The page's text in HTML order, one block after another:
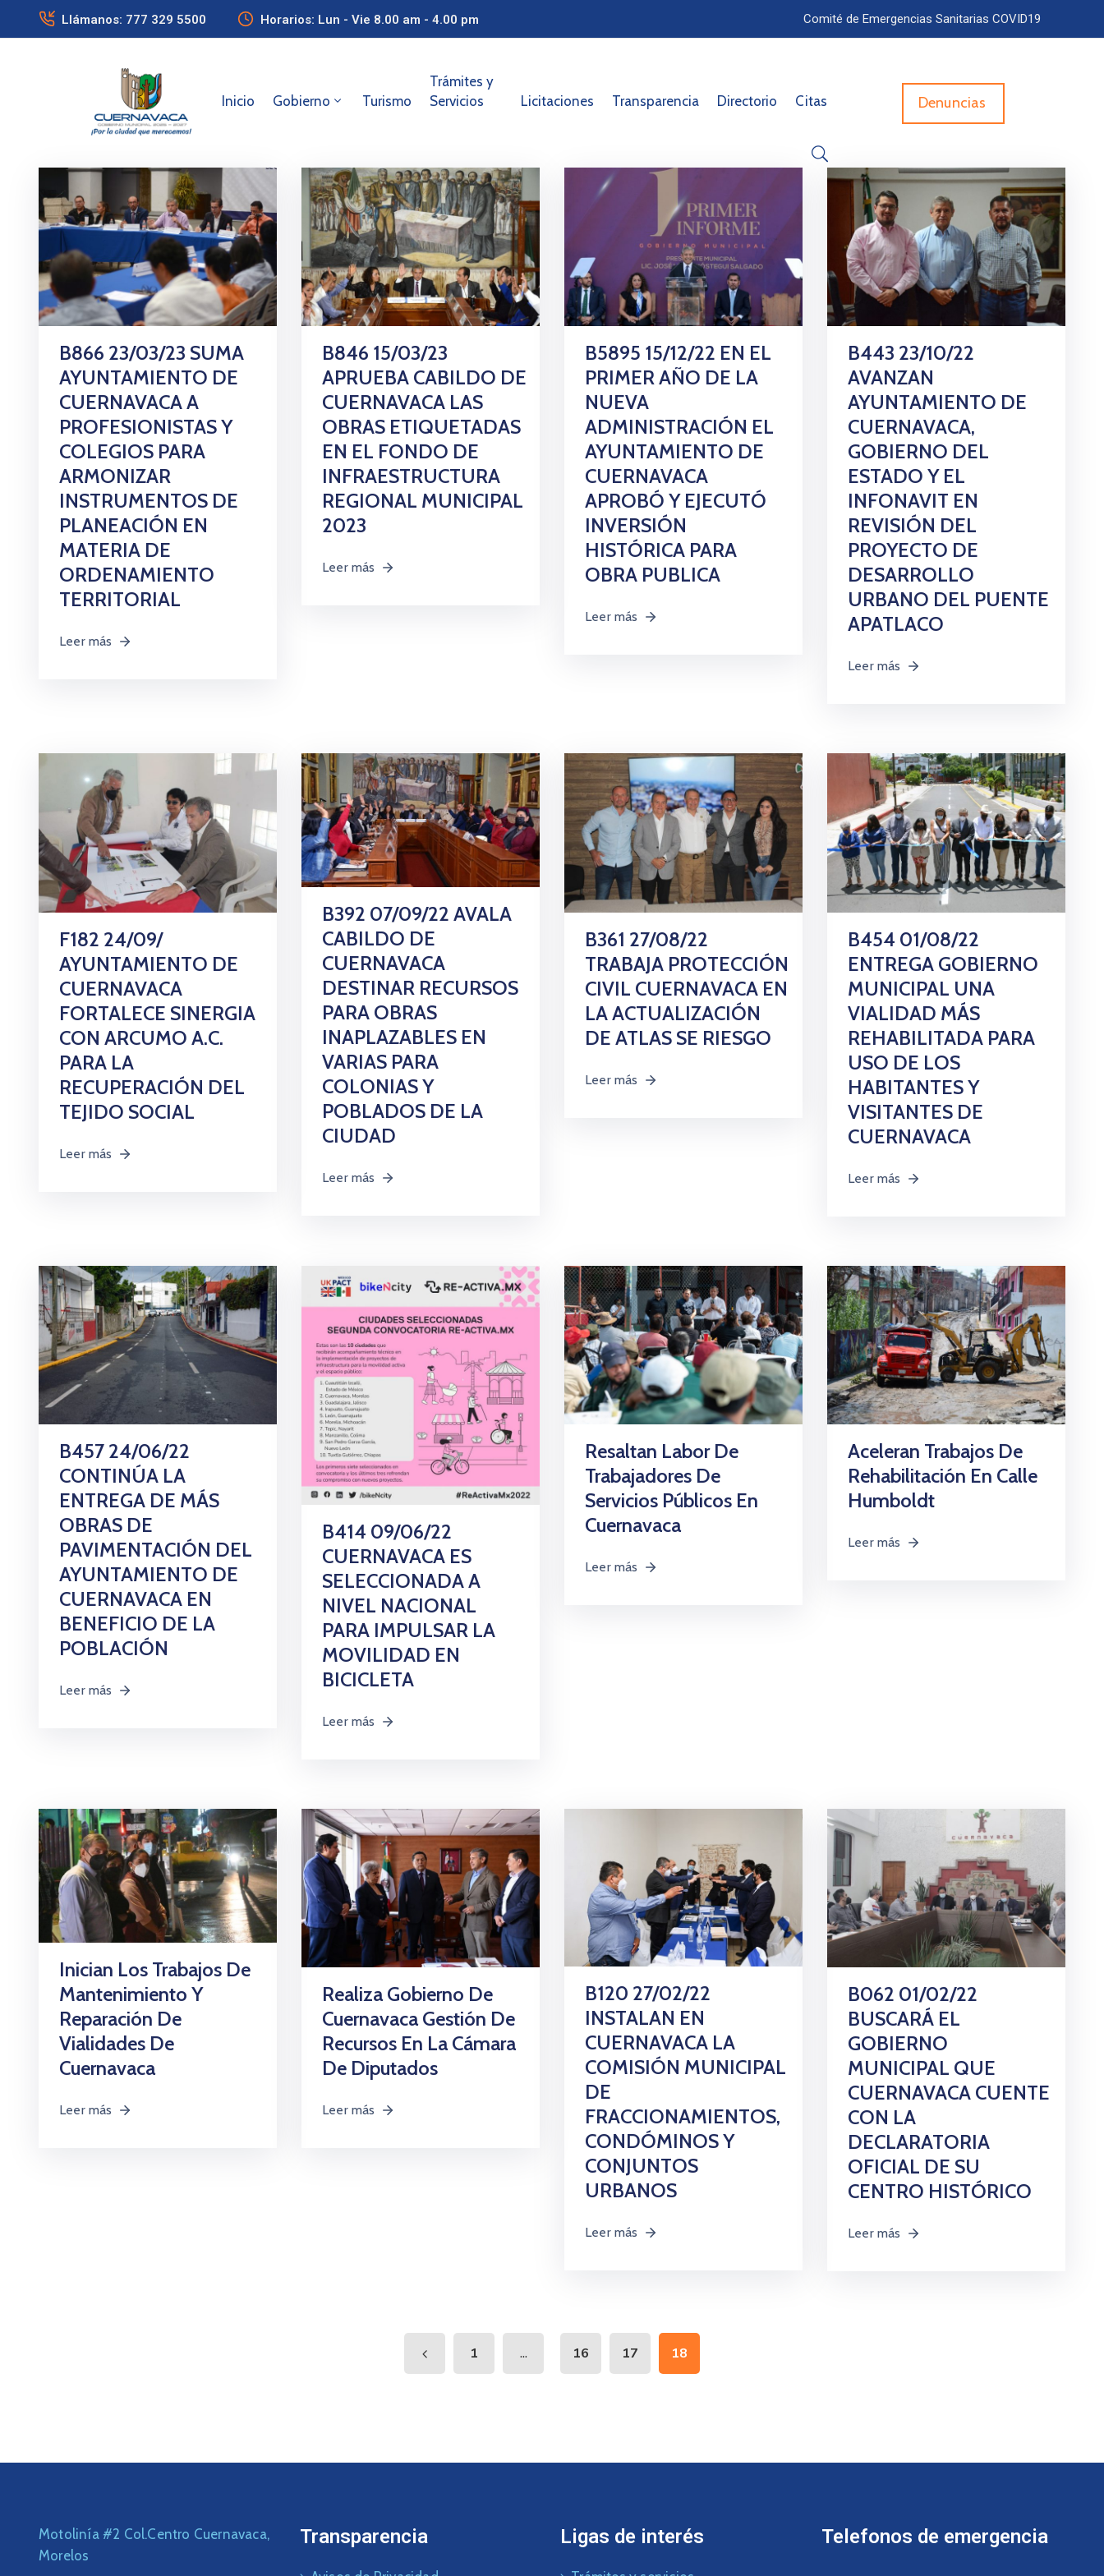
Llámanos: 777 329 5500 Horarios: Lun - Vie 8.00 am - 4.00 pm Comité de Emergencias Sanitarias COVID19
Inicio Gobierno Turismo
Trámites y
Servicios
Licitaciones Transparencia Directorio Citas Denuncias
B866 23/03/23 SUMA
AYUNTAMIENTO DE
CUERNAVACA A
PROFESIONISTAS Y
COLEGIOS PARA
ARMONIZAR
INSTRUMENTOS DE
PLANEACIÓN EN
MATERIA DE
ORDENAMIENTO
TERRITORIAL
Leer más
B846 15/03/23
APRUEBA CABILDO DE
CUERNAVACA LAS
OBRAS ETIQUETADAS
EN EL FONDO DE
INFRAESTRUCTURA
REGIONAL MUNICIPAL
2023
Leer más
B5895 15/12/22 EN EL
PRIMER AÑO DE LA
NUEVA
ADMINISTRACIÓN EL
AYUNTAMIENTO DE
CUERNAVACA
APROBÓ Y EJECUTÓ
INVERSIÓN
HISTÓRICA PARA
OBRA PUBLICA
Leer más
B443 23/10/22
AVANZAN
AYUNTAMIENTO DE
CUERNAVACA,
GOBIERNO DEL
ESTADO Y EL
INFONAVIT EN
REVISIÓN DEL
PROYECTO DE
DESARROLLO
URBANO DEL PUENTE
APATLACO
Leer más
F182 24/09/
AYUNTAMIENTO DE
CUERNAVACA
FORTALECE SINERGIA
CON ARCUMO A.C.
PARA LA
RECUPERACIÓN DEL
TEJIDO SOCIAL
Leer más
B392 07/09/22 AVALA
CABILDO DE
CUERNAVACA
DESTINAR RECURSOS
PARA OBRAS
INAPLAZABLES EN
VARIAS PARA
COLONIAS Y
POBLADOS DE LA
CIUDAD
Leer más
B361 27/08/22
TRABAJA PROTECCIÓN
CIVIL CUERNAVACA EN
LA ACTUALIZACIÓN
DE ATLAS SE RIESGO
Leer más
B454 01/08/22
ENTREGA GOBIERNO
MUNICIPAL UNA
VIALIDAD MÁS
REHABILITADA PARA
USO DE LOS
HABITANTES Y
VISITANTES DE
CUERNAVACA
Leer más
B457 24/06/22
CONTINÚA LA
ENTREGA DE MÁS
OBRAS DE
PAVIMENTACIÓN DEL
AYUNTAMIENTO DE
CUERNAVACA EN
BENEFICIO DE LA
POBLACIÓN
Leer más
B414 09/06/22
CUERNAVACA ES
SELECCIONADA A
NIVEL NACIONAL
PARA IMPULSAR LA
MOVILIDAD EN
BICICLETA
Leer más
Resaltan Labor De
Trabajadores De
Servicios Públicos En
Cuernavaca
Leer más
Aceleran Trabajos De
Rehabilitación En Calle
Humboldt
Leer más
Inician Los Trabajos De
Mantenimiento Y
Reparación De
Vialidades De
Cuernavaca
Leer más
Realiza Gobierno De
Cuernavaca Gestión De
Recursos En La Cámara
De Diputados
Leer más
B120 27/02/22
INSTALAN EN
CUERNAVACA LA
COMISIÓN MUNICIPAL
DE
FRACCIONAMIENTOS,
CONDÓMINOS Y
CONJUNTOS
URBANOS
Leer más
B062 01/02/22
BUSCARÁ EL
GOBIERNO
MUNICIPAL QUE
CUERNAVACA CUENTE
CON LA
DECLARATORIA
OFICIAL DE SU
CENTRO HISTÓRICO
Leer más
1 ... 16 17 18
Motolinía #2 Col.Centro Cuernavaca,
Morelos
Transparencia Ligas de interés Telefonos de emergencia